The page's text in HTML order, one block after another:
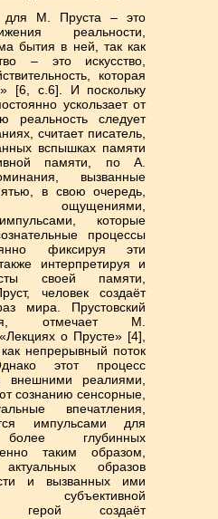
для М. Пруста – это
реальности,
бытия в ней, так как
– это искусство,
которая
[6, с.6]. И поскольку
ускользает от
реальность следует
считает писатель,
вспышках памяти
памяти, по А.
вызванные
в свою очередь,
ощущениями,
которые
процессы
фиксируя эти
интерпретируя и
своей памяти,
человек создаёт
мира. Прустовский
отмечает М.
о Прусте» [4],
непрерывный поток
этот процесс
внешними реалиями,
сознанию сенсорные,
впечатления,
импульсами для
более глубинных
таким образом,
образов
и вызванных ими
субъективной
герой создаёт